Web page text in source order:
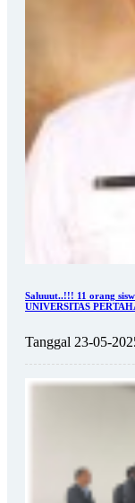
Saluuut..!!! 11 orang
UNIVERSITAS
Tanggal 23-05-